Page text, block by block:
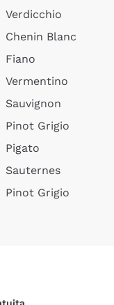
Verdicchio
Chenin Blanc
Fiano
Vermentino
Sauvignon
Pinot Grigio
Pigato
Sauternes
Pinot Grigio